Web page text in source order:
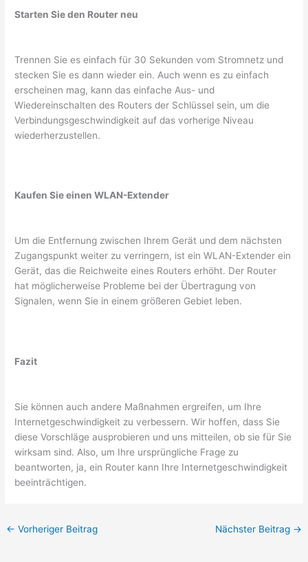
Starten Sie den Router neu
Trennen Sie es einfach für 30 Sekunden vom Stromnetz und
stecken Sie es dann wieder ein. Auch wenn es zu einfach
erscheinen mag, kann das einfache Aus- und
Wiedereinschalten des Routers der Schlüssel sein, um die
Verbindungsgeschwindigkeit auf das vorherige Niveau
wiederherzustellen.
Kaufen Sie einen WLAN-Extender
Um die Entfernung zwischen Ihrem Gerät und dem nächsten
Zugangspunkt weiter zu verringern, ist ein WLAN-Extender ein
Gerät, das die Reichweite eines Routers erhöht. Der Router
hat möglicherweise Probleme bei der Übertragung von
Signalen, wenn Sie in einem größeren Gebiet leben.
Fazit
Sie können auch andere Maßnahmen ergreifen, um Ihre
Internetgeschwindigkeit zu verbessern. Wir hoffen, dass Sie
diese Vorschläge ausprobieren und uns mitteilen, ob sie für Sie
wirksam sind. Also, um Ihre ursprüngliche Frage zu
beantworten, ja, ein Router kann Ihre Internetgeschwindigkeit
beeinträchtigen.
← Vorheriger Beitrag Nächster Beitrag →